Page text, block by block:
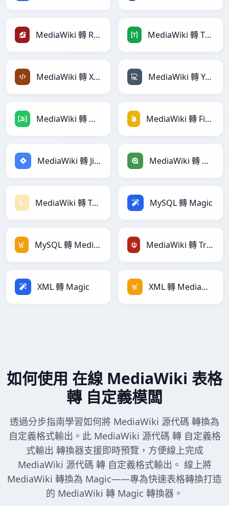
MediaWiki 轉 Ruby MediaWiki 轉 TOML
MediaWiki 轉 XML MediaWiki 轉 YAML
MediaWiki 轉 DAX MediaWiki 轉 Firebase
MediaWiki 轉 Jira MediaWiki 轉 Qlik
MediaWiki 轉 Textile MySQL 轉 Magic
MySQL 轉 MediaWiki MediaWiki 轉 TracWiki
XML 轉 Magic XML 轉 MediaWiki
如何使用 在線 MediaWiki 表格
轉 自定義模闆
透過分步指南學習如何將 MediaWiki 源代碼 轉換為
自定義格式輸出。此 MediaWiki 源代碼 轉 自定義格
式輸出 轉換器支援即時預覽，方便線上完成
MediaWiki 源代碼 轉 自定義格式輸出。 線上將
MediaWiki 轉換為 Magic——專為快速表格轉換打造
的 MediaWiki 轉 Magic 轉換器。